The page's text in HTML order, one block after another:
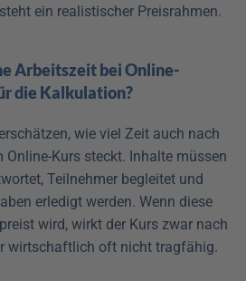
ein realistischer Preisrahmen.
Arbeitszeit bei Online-
die Kalkulation?
wie viel Zeit auch nach
Online-Kurs steckt. Inhalte müssen
Teilnehmer begleitet und
erledigt werden. Wenn diese
wird, wirkt der Kurs zwar nach
wirtschaftlich oft nicht tragfähig.